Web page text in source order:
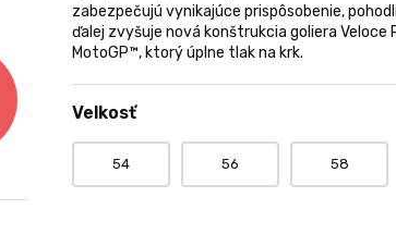
Velkosť
54 56 58
zabezpečujú vynikajúce prispôsobenie,
ďalej zvyšuje nová konštrukcia goliera Veloce
MotoGP™, ktorý úplne tlak na krk.